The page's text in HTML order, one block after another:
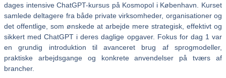
dages intensive ChatGPT-kursus på Kosmopol i København. Kurset
samlede deltagere fra både private virksomheder, organisationer og
det offentlige, som ønskede at arbejde mere strategisk, effektivt og
sikkert med ChatGPT i deres daglige opgaver. Fokus for dag 1 var
en grundig introduktion til avanceret brug af sprogmodeller,
praktiske arbejdsgange og konkrete anvendelser på tværs af
brancher.